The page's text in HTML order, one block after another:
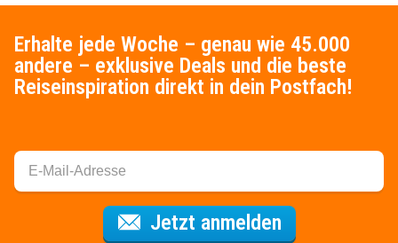
Erhalte jede Woche – genau wie 45.000
andere – exklusive Deals und die beste
Reiseinspiration direkt in dein Postfach!
Jetzt anmeldenFür den